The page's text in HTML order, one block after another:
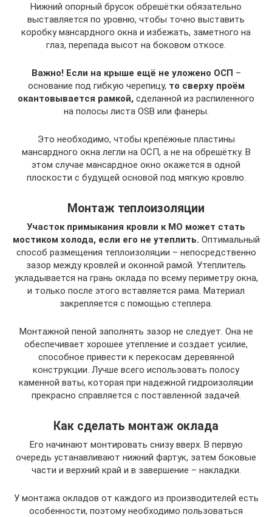
Нижний опорный брусок обрешётки обязательно
выставляется по уровню, чтобы точно выставить
коробку мансардного окна и избежать, заметного на
глаз, перепада высот на боковом откосе.
Важно! Если на крыше ещё не уложено ОСП –
основание под гибкую черепицу, то сверху проём
окантовывается рамкой, сделанной из распиленного
на полосы листа OSB или фанеры.
Это необходимо, чтобы крепёжные пластины
мансардного окна легли на ОСП, а не на обрешётку. В
этом случае мансардное окно окажется в одной
плоскости с будущей основой под мягкую кровлю.
Монтаж теплоизоляции
Участок примыкания кровли к МО может стать
мостиком холода, если его не утеплить. Оптимальный
способ размещения теплоизоляции – непосредственно
зазор между кровлей и оконной рамой. Утеплитель
укладывается на грань оклада по всему периметру окна,
и только после этого вставляется рама. Материал
закрепляется с помощью степлера.
Монтажной пеной заполнять зазор не следует. Она не
обеспечивает хорошее утепление и создает усилие,
способное привести к перекосам деревянной
конструкции. Лучше всего использовать полосу
каменной ваты, которая при надежной гидроизоляции
прекрасно справляется с поставленной задачей.
Как сделать монтаж оклада
Его начинают монтировать снизу вверх. В первую
очередь устанавливают нижний фартук, затем боковые
части и верхний край и в завершение – накладки.
У монтажа окладов от каждого из производителей есть
особенности, поэтому необходимо пользоваться